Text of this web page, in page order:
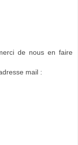
de nous en faire
mail :